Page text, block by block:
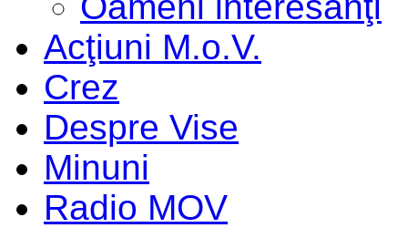
Acţiuni M.o.V.
Crez
Despre Vise
Minuni
Radio MOV